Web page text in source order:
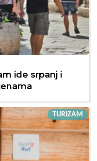
ide srpanj i
TURIZAM